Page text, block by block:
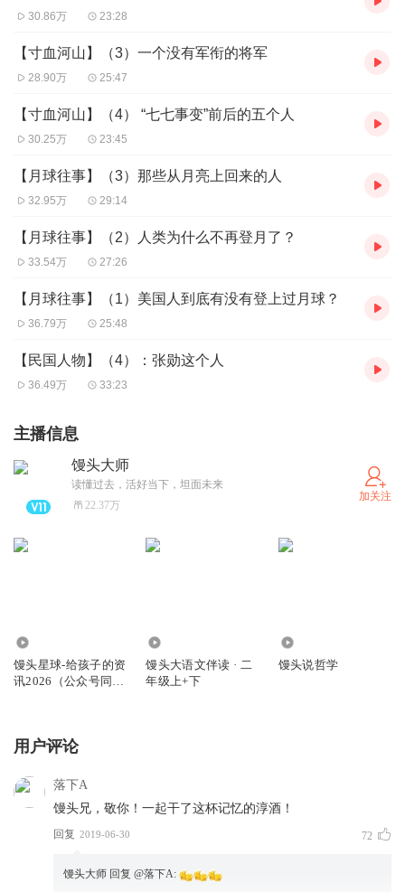
30.86万 23:28
【寸血河山】（3）一个没有军衔的将军
28.90万 25:47
【寸血河山】（4） “七七事变”前后的五个人
30.25万 23:45
【月球往事】（3）那些从月亮上回来的人
32.95万 29:14
【月球往事】（2）人类为什么不再登月了？
33.54万 27:26
【月球往事】（1）美国人到底有没有登上过月球？
36.79万 25:48
【民国人物】（4）：张勋这个人
36.49万 33:23
主播信息
馒头大师
读懂过去，活好当下，坦面未来
22.37万
加关注
馒头星球-给孩子的资
讯2026（公众号同
馒头大语文伴读 · 二
年级上+下
馒头说哲学
用户评论
落下A
馒头兄，敬你！一起干了这杯记忆的淳酒！
回复 2019-06-30 72
馒头大师 回复 @落下A: